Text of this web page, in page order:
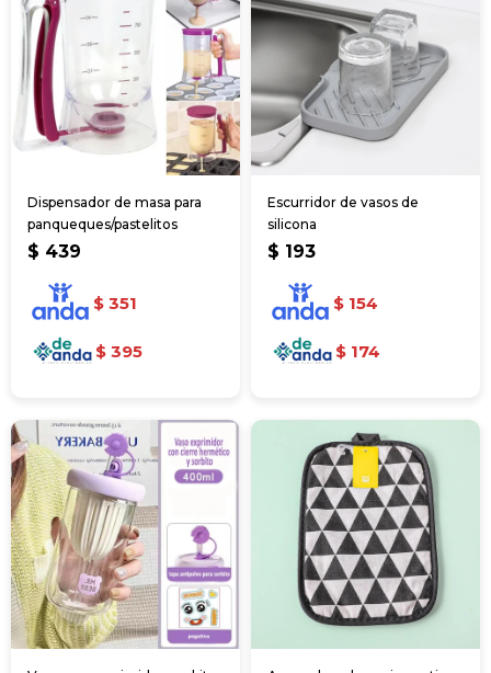
Dispensador de masa para
panqueques/pastelitos
$ 439
$ 351
$ 395
Escurridor de vasos de
silicona
$ 193
$ 154
$ 174